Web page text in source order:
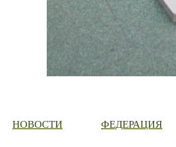
НОВОСТИ ФЕДЕРАЦИЯ